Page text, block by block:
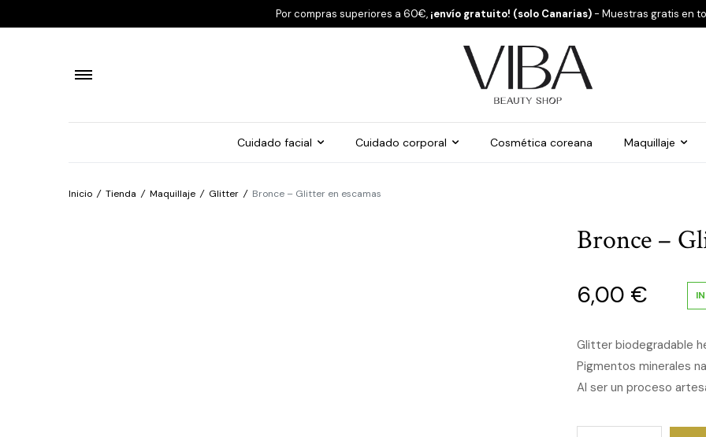
Por compras superiores a 60€, ¡envío gratuito! (solo Canarias) - Muestras gratis en
Cuidado facial Cuidado corporal Cosmética coreana Maquillaje
Inicio / Tienda / Maquillaje / Glitter / Bronce – Glitter en escamas
Bronce –
6,00 €
Glitter biodegradable
Pigmentos minerales
Al ser un proceso